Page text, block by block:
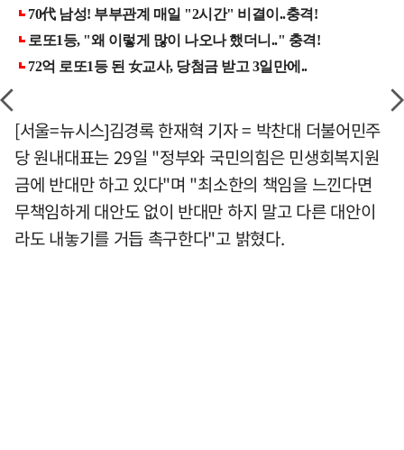
[서울=뉴시스]김경록 한재혁 기자 = 박찬대 더불어민주
당 원내대표는 29일 "정부와 국민의힘은 민생회복지원
금에 반대만 하고 있다"며 "최소한의 책임을 느낀다면
무책임하게 대안도 없이 반대만 하지 말고 다른 대안이
라도 내놓기를 거듭 촉구한다"고 밝혔다.